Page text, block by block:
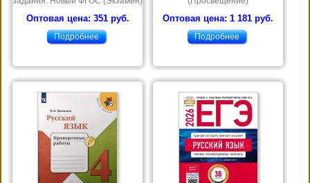
Оптовая цена: 351 руб.
Подробнее
Оптовая цена: 1 181 руб.
Подробнее